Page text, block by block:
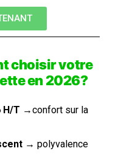
choisir votre
en 2026?
H/T →confort sur la
→ polyvalence